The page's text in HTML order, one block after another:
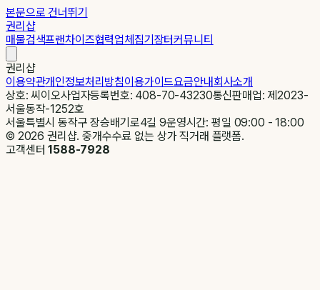
본문으로 건너뛰기
권리샵
매물검색프랜차이즈협력업체집기장터커뮤니티
권리샵
이용약관개인정보처리방침이용가이드요금안내회사소개
상호: 씨이오사업자등록번호: 408-70-43230통신판매업: 제2023-
서울동작-1252호
서울특별시 동작구 장승배기로4길 9운영시간: 평일 09:00 - 18:00
© 2026 권리샵. 중개수수료 없는 상가 직거래 플랫폼.
고객센터1588-7928